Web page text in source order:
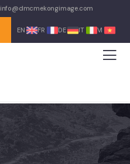
info@dmcmekongimage.com
EN FR DE IT VI